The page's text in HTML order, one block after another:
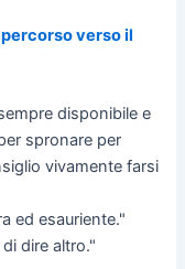
verso il
disponibile e
spronare per
vivamente farsi
ed esauriente."
dire altro."